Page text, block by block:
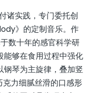
诸实践，专门委托创
》的定制音乐。作
数十年的感官科学研
能够在食用过程中强化
钢琴为主旋律，叠加竖
力细腻丝滑的口感形